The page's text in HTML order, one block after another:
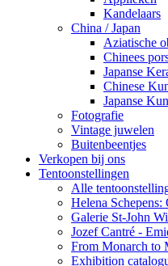
Kandelaars
China / Japan
Aziatische
Chinees
Japanse
Chinese
Japanse
Fotografie
Vintage juwelen
Buitenbeentjes
Verkopen bij ons
Tentoonstellingen
Alle
Helena
Galerie St-John
Jozef Cantré -
From Monarch to
Exhibition